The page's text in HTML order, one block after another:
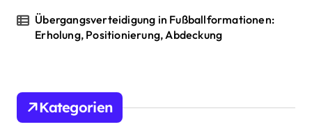
Übergangsverteidigung in Fußballformationen:
Erholung, Positionierung, Abdeckung
Kategorien